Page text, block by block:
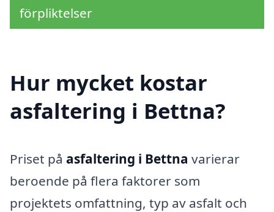
förpliktelser
Hur mycket kostar
asfaltering i Bettna?
Priset på asfaltering i Bettna varierar
beroende på flera faktorer som
projektets omfattning, typ av asfalt och